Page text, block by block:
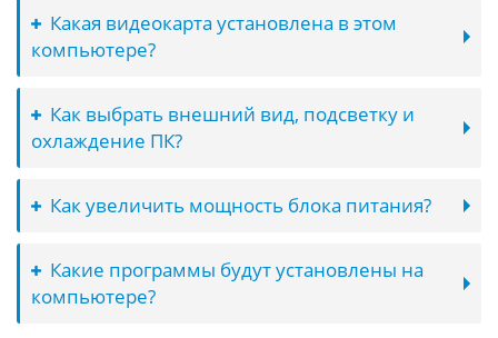
Какая видеокарта установлена в этом
компьютере?
Как выбрать внешний вид, подсветку и
охлаждение ПК?
Как увеличить мощность блока питания?
Какие программы будут установлены на
компьютере?